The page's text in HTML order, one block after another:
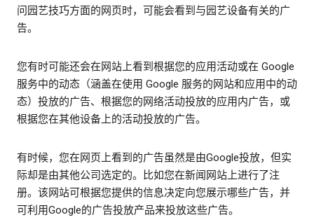
问园艺技巧方面的网页时，可能会看到与园艺设备有关的广
告。
您有时可能还会在网站上看到根据您的应用活动或在 Google
服务中的动态（涵盖在使用 Google 服务的网站和应用中的动
态）投放的广告、根据您的网络活动投放的应用内广告，或
根据您在其他设备上的活动投放的广告。
有时候，您在网页上看到的广告虽然是由Google投放，但实
际却是由其他公司选定的。比如您在新闻网站上进行了注
册。该网站可根据您提供的信息决定向您展示哪些广告，并
可利用Google的广告投放产品来投放这些广告。